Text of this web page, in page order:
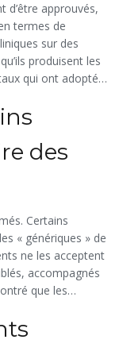
d’être approuvés,
termes de
sur des
produisent les
qui ont adopté
des
Certains
« génériques » de
ne les acceptent
accompagnés
que les